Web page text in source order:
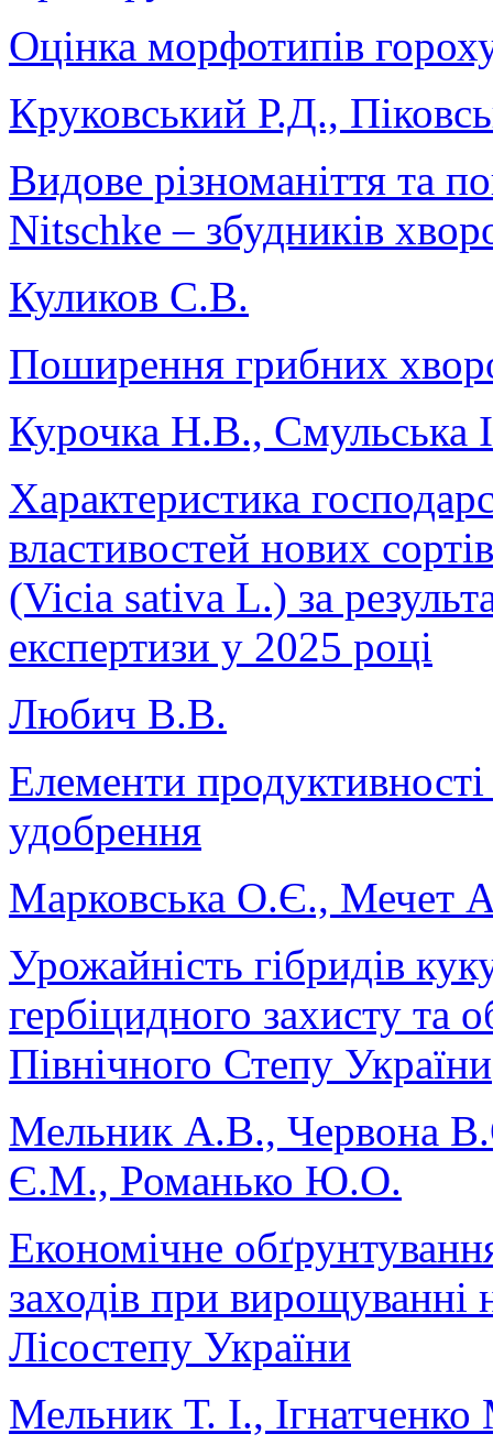
Оцінка морфотипів
Круковський Р.Д.,
Видове різноманіття та
Nitschke – збудників
Куликов С.В.
Поширення грибних
Курочка Н.В.,
Характеристика
властивостей нових
(Vicia sativa L.) за
експертизи у 2025 році
Любич В.В.
Елементи
удобрення
Марковська О.Є., Мечет
Урожайність гібридів
гербіцидного захисту та
Північного Степу України
Мельник А.В., Червона
Є.М., Романько Ю.О.
Економічне
заходів при
Лісостепу України
Мельник Т. І.,